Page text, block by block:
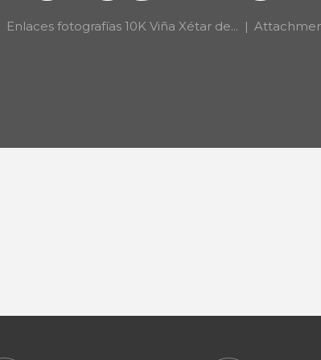
Enlaces fotografías 10K Viña Xétar de...